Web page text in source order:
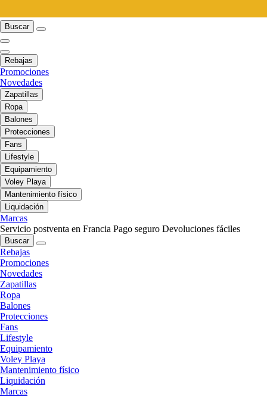
Buscar
Rebajas
Promociones
Novedades
Zapatillas
Ropa
Balones
Protecciones
Fans
Lifestyle
Equipamiento
Voley Playa
Mantenimiento físico
Liquidación
Marcas
Servicio postventa en Francia Pago seguro Devoluciones fáciles
Buscar
Rebajas
Promociones
Novedades
Zapatillas
Ropa
Balones
Protecciones
Fans
Lifestyle
Equipamiento
Voley Playa
Mantenimiento físico
Liquidación
Marcas